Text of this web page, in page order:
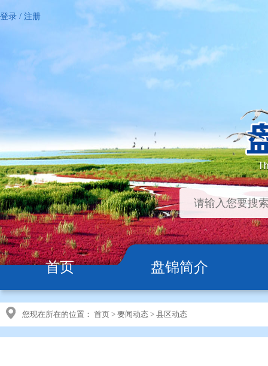
登录 / 注册
首页 盘锦简介
您现在所在的位置： 首页 > 要闻动态 > 县区动态